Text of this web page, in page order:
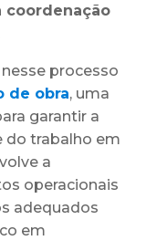
coordenação
processo
de obra, uma
garantir a
do trabalho em
a
operacionais
adequados
em